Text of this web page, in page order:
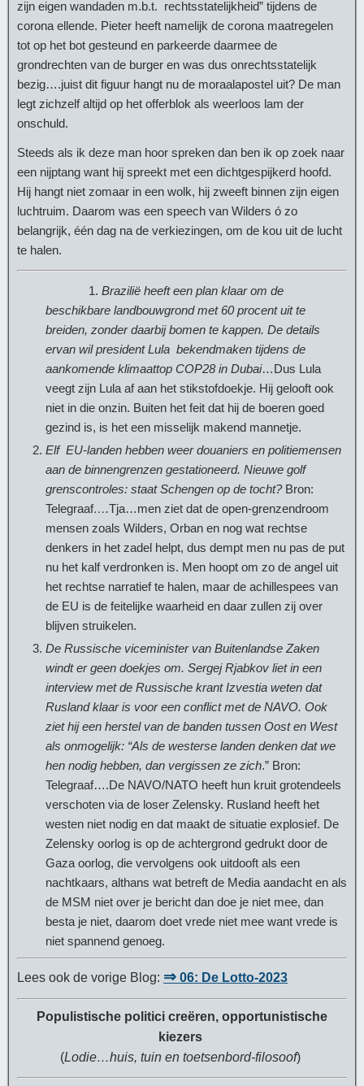
zijn eigen wandaden m.b.t. rechtsstatelijkheid” tijdens de
corona ellende. Pieter heeft namelijk de corona maatregelen
tot op het bot gesteund en parkeerde daarmee de
grondrechten van de burger en was dus onrechtsstatelijk
bezig….juist dit figuur hangt nu de moraalapostel uit? De man
legt zichzelf altijd op het offerblok als weerloos lam der
onschuld.
Steeds als ik deze man hoor spreken dan ben ik op zoek naar
een nijptang want hij spreekt met een dichtgespijkerd hoofd.
Hij hangt niet zomaar in een wolk, hij zweeft binnen zijn eigen
luchtruim. Daarom was een speech van Wilders ó zo
belangrijk, één dag na de verkiezingen, om de kou uit de lucht
te halen.
Brazilië heeft een plan klaar om de
beschikbare landbouwgrond met 60 procent uit te
breiden, zonder daarbij bomen te kappen. De details
ervan wil president Lula bekendmaken tijdens de
aankomende klimaattop COP28 in Dubai…Dus Lula
veegt zijn Lula af aan het stikstofdoekje. Hij gelooft ook
niet in die onzin. Buiten het feit dat hij de boeren goed
gezind is, is het een misselijk makend mannetje.
Elf EU-landen hebben weer douaniers en politiemensen
aan de binnengrenzen gestationeerd. Nieuwe golf
grenscontroles: staat Schengen op de tocht?Bron:
Telegraaf….Tja…men ziet dat de open-grenzendroom
mensen zoals Wilders, Orban en nog wat rechtse
denkers in het zadel helpt, dus dempt men nu pas de put
nu het kalf verdronken is. Men hoopt om zo de angel uit
het rechtse narratief te halen, maar de achillespees van
de EU is de feitelijke waarheid en daar zullen zij over
blijven struikelen.
De Russische viceminister van Buitenlandse Zaken
windt er geen doekjes om. Sergej Rjabkov liet in een
interview met de Russische krant Izvestia weten dat
Rusland klaar is voor een conflict met de NAVO. Ook
ziet hij een herstel van de banden tussen Oost en West
als onmogelijk: “Als de westerse landen denken dat we
hen nodig hebben, dan vergissen ze zich.” Bron:
Telegraaf….De NAVO/NATO heeft hun kruit grotendeels
verschoten via de loser Zelensky. Rusland heeft het
westen niet nodig en dat maakt de situatie explosief. De
Zelensky oorlog is op de achtergrond gedrukt door de
Gaza oorlog, die vervolgens ook uitdooft als een
nachtkaars, althans wat betreft de Media aandacht en als
de MSM niet over je bericht dan doe je niet mee, dan
besta je niet, daarom doet vrede niet mee want vrede is
niet spannend genoeg.
Lees ook de vorige Blog: ⇒ 06: De Lotto-2023
Populistische politici creëren, opportunistische
kiezers
(Lodie…huis, tuin en toetsenbord-filosoof)